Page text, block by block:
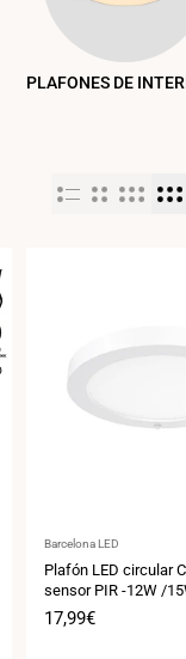
PLAFONES DE
Proveedor:
Barcelona LED
Plafón LED circular
sensor PIR -12W /
Diámetro ajustable -
empotrable - IP54
Precio
17,99€